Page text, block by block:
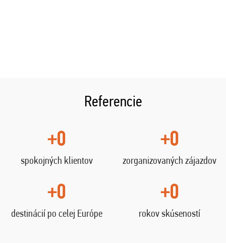
Referencie
+0
spokojných klientov
+0
zorganizovaných zájazdov
+0
destinácií po celej Európe
+0
rokov skúseností